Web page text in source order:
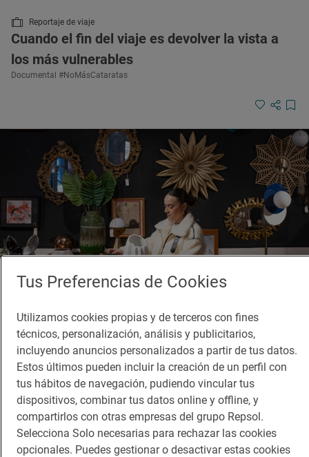
Reportaje de viaje
Cuando el fin del viaje es devolver la vista a
los más vulnerables
Documental #NoMásCataratas
Reportaje de viaje
La Latina en nueve tiendas únicas
Dónde comprar en el Barrio de La Latina de Madrid
Tus Preferencias de Cookies
Utilizamos cookies propias y de terceros con fines
técnicos, personalización, análisis y publicitarios,
incluyendo anuncios personalizados a partir de tus datos.
Estos últimos pueden incluir la creación de un perfil con
tus hábitos de navegación, pudiendo vincular tus
dispositivos, combinar tus datos online y offline, y
compartirlos con otras empresas del grupo Repsol.
Selecciona Solo necesarias para rechazar las cookies
opcionales. Puedes gestionar o desactivar estas cookies